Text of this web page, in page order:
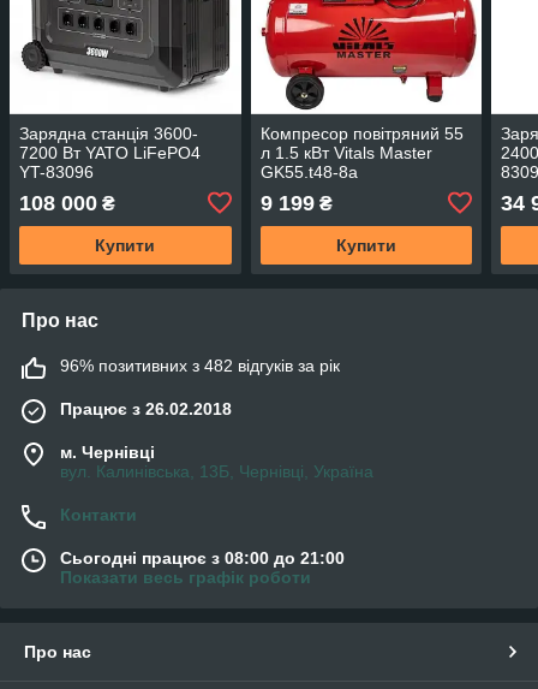
Зарядна станція 3600-
7200 Вт YATO LiFePO4
YT-83096
108 000 ₴
Купити
Компресор повітряний 55
л 1.5 кВт Vitals Master
GK55.t48-8a
9 199₴
Купити
34
Про нас
96% позитивних з 482 відгуків за рік
Працює з 26.02.2018
м. Чернівці
вул. Калинівська, 13Б, Чернівці, Україна
Контакти
Сьогодні працює з 08:00 до 21:00
Показати весь графік роботи
Про нас